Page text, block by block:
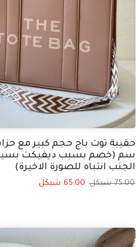
سم (خصم بسبب ديفيكت
الجنب انتباه للصورة الاخيرة)
75.00 شيكل 65.00 شيكل